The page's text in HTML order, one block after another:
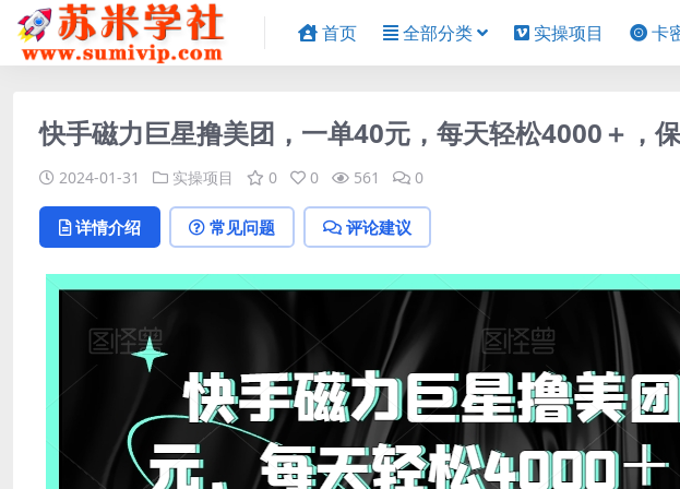
首页 全部分类 实操项目 卡
快手磁力巨星撸美团，一单40元，每天轻松4000＋，
2024-01-31 实操项目 0 0 561 0
详情介绍 常见问题 评论建议